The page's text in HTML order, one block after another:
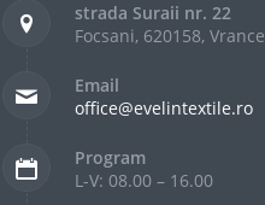
strada Suraii nr. 22
Focsani, 620158,
Email
office@evelintextile.ro
Program
L-V: 08.00 – 16.00